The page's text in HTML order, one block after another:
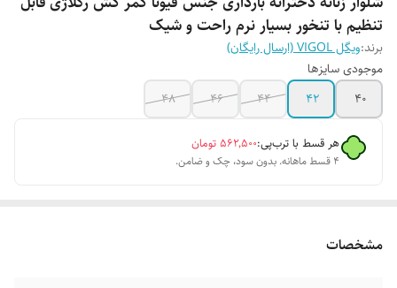
تنظیم با تنخور بسیار نرم راحت و شیک
برند:ویگل VIGOL (ارسال رایگان)
موجودی سایزها
40
42
44
46
48
هر قسط با ترب‌پی:۵۶۲٬۵۰۰ تومان
۴ قسط ماهانه. بدون سود، چک و ضامن.
مشخصات